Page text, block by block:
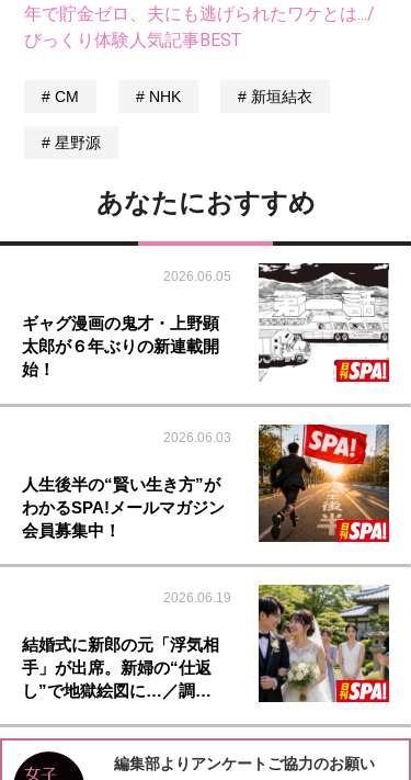
年で貯金ゼロ、夫にも逃げられたワケとは.../
びっくり体験人気記事BEST
CM NHK 新垣結衣
星野源
あなたにおすすめ
2026.06.05
ギャグ漫画の鬼才・上野顕
太郎が６年ぶりの新連載開
始！
2026.06.03
人生後半の“賢い生き方”が
わかるSPA!メールマガジン
会員募集中！
2026.06.19
結婚式に新郎の元「浮気相
手」が出席。新婦の“仕返
し”で地獄絵図に…／調…